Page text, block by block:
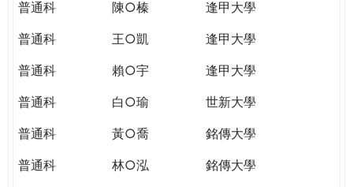
普通科
陳○榛
逢甲大學
普通科
王○凱
逢甲大學
普通科
賴○宇
逢甲大學
普通科
白○瑜
世新大學
普通科
黃○喬
銘傳大學
普通科
林○泓
銘傳大學